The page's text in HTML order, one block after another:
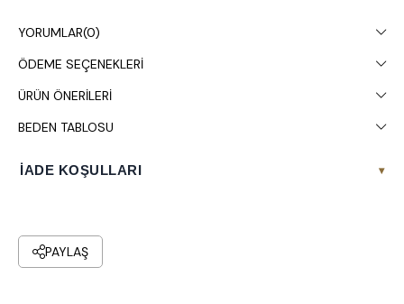
YORUMLAR(0)
ÖDEME SEÇENEKLERI
ÜRÜN ÖNERILERI
BEDEN TABLOSU
İADE KOŞULLARI ▾
PAYLAŞ